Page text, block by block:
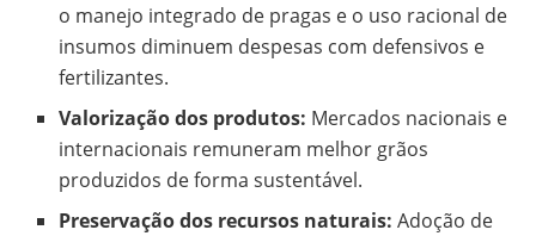
o manejo integrado de pragas e o uso racional de
insumos diminuem despesas com defensivos e
fertilizantes.
Valorização dos produtos: Mercados nacionais e
internacionais remuneram melhor grãos
produzidos de forma sustentável.
Preservação dos recursos naturais: Adoção de